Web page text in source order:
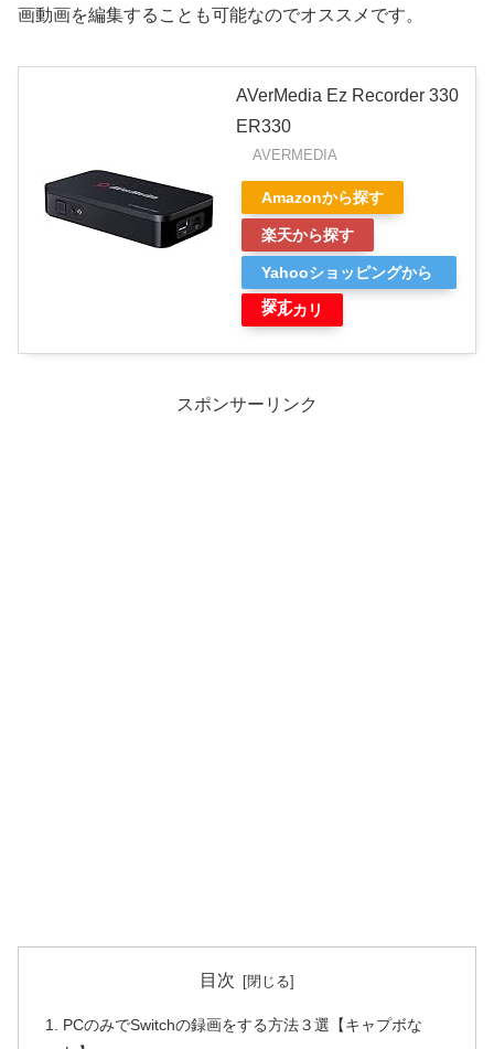
画動画を編集することも可能なのでオススメです。
AVerMedia Ez Recorder 330
ER330
AVERMEDIA
Amazonから探す
楽天から探す
Yahooショッピングから
探す
メルカリ
スポンサーリンク
目次
PCのみでSwitchの録画をする方法３選【キャプボな